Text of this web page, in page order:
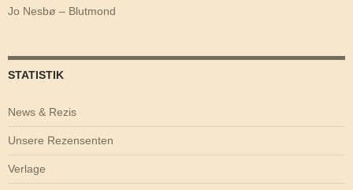
Jo Nesbø – Blutmond
STATISTIK
News & Rezis
Unsere Rezensenten
Verlage